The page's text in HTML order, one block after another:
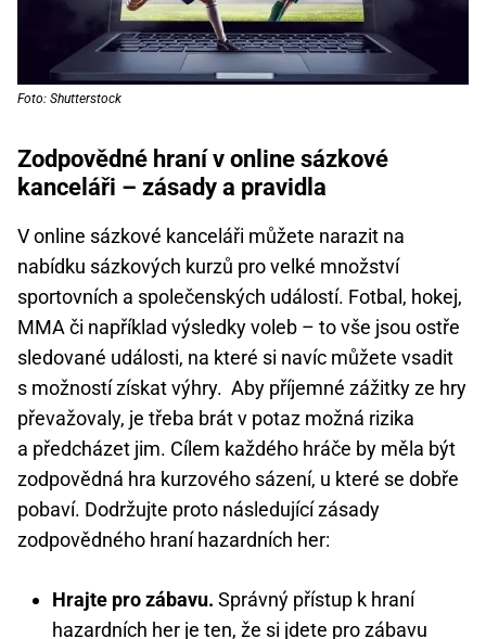
Foto: Shutterstock
Zodpovědné hraní v online sázkové
kanceláři – zásady a pravidla
V online sázkové kanceláři můžete narazit na
nabídku sázkových kurzů pro velké množství
sportovních a společenských událostí. Fotbal, hokej,
MMA či například výsledky voleb – to vše jsou ostře
sledované události, na které si navíc můžete vsadit
s možností získat výhry. Aby příjemné zážitky ze hry
převažovaly, je třeba brát v potaz možná rizika
a předcházet jim. Cílem každého hráče by měla být
zodpovědná hra kurzového sázení, u které se dobře
pobaví. Dodržujte proto následující zásady
zodpovědného hraní hazardních her:
Hrajte pro zábavu. Správný přístup k hraní
hazardních her je ten, že si jdete pro zábavu